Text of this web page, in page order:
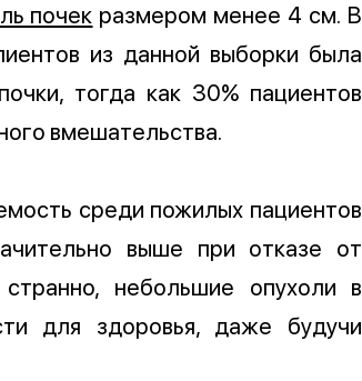
почек размером менее 4 см. В
из данной выборки была
тогда как 30% пациентов
вмешательства.
среди пожилых пациентов
выше при отказе от
небольшие опухоли в
для здоровья, даже будучи